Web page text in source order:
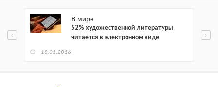
В мире
52% художественной литературы
читается в электронном виде
18.01.2016